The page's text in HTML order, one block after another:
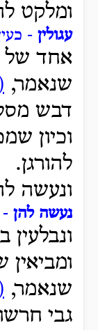
ומלקט
עגולין -
אחד של
שנאמר,
דבש
וכיון
להורגן.
ונעשה
נעשה להן -
ונבלעין
ומביאין
שנאמר,
גבי